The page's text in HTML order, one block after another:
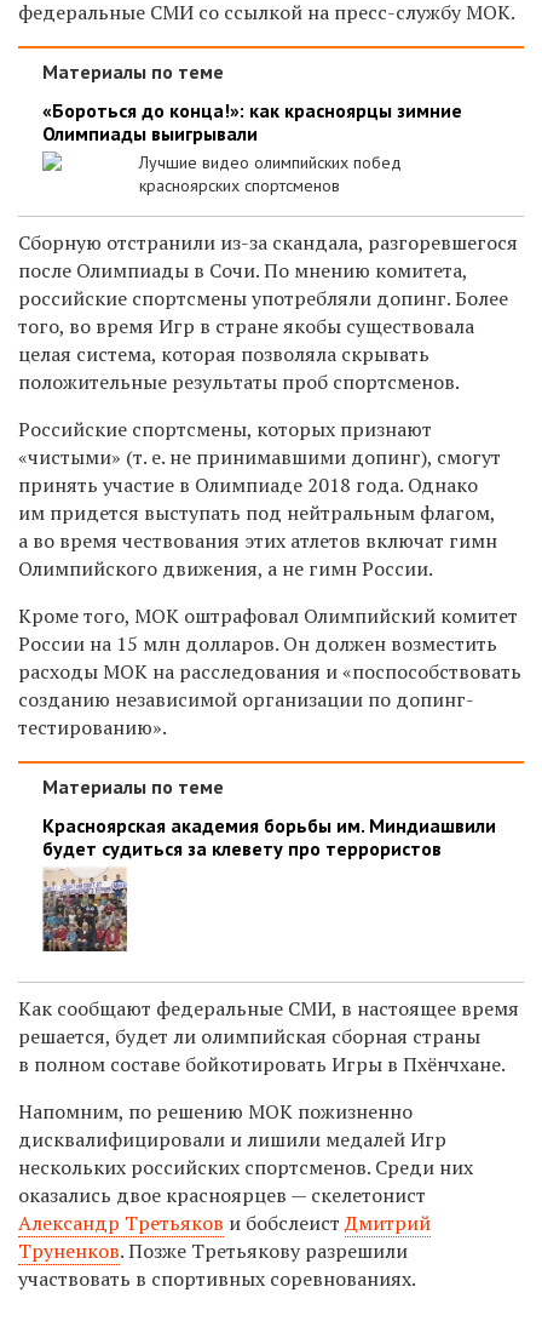
федеральные СМИ со ссылкой на пресс-службу МОК.
Материалы по теме
«Бороться до конца!»: как красноярцы зимние
Олимпиады выигрывали
Лучшие видео олимпийских побед
красноярских спортсменов
Сборную отстранили из-за скандала, разгоревшегося
после Олимпиады в Сочи. По мнению комитета,
российские спортсмены употребляли допинг. Более
того, во время Игр в стране якобы существовала
целая система, которая позволяла скрывать
положительные результаты проб спортсменов.
Российские спортсмены, которых признают
«чистыми» (т. е. не принимавшими допинг), смогут
принять участие в Олимпиаде 2018 года. Однако
им придется выступать под нейтральным флагом,
а во время чествования этих атлетов включат гимн
Олимпийского движения, а не гимн России.
Кроме того, МОК оштрафовал Олимпийский комитет
России на 15 млн долларов. Он должен возместить
расходы МОК на расследования и «поспособствовать
созданию независимой организации по допинг-
тестированию».
Материалы по теме
Красноярская академия борьбы им. Миндиашвили
будет судиться за клевету про террористов
Как сообщают федеральные СМИ, в настоящее время
решается, будет ли олимпийская сборная страны
в полном составе бойкотировать Игры в Пхёнчхане.
Напомним, по решению МОК пожизненно
дисквалифицировали и лишили медалей Игр
нескольких российских спортсменов. Среди них
оказались двое красноярцев — скелетонист
Александр Третьяков и бобслеистДмитрий
Труненков. Позже Третьякову разрешили
участвовать в спортивных соревнованиях.